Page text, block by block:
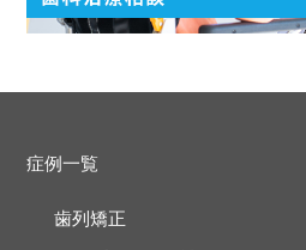
症例一覧
歯列矯正